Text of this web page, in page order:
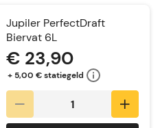
Jupiler PerfectDraft
Biervat 6L
€ 23,90
+ 5,00 € statiegeld